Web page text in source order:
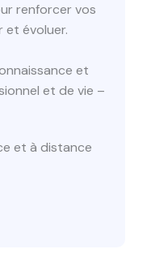
renforcer vos
et évoluer.
et
et de vie –
et à distance